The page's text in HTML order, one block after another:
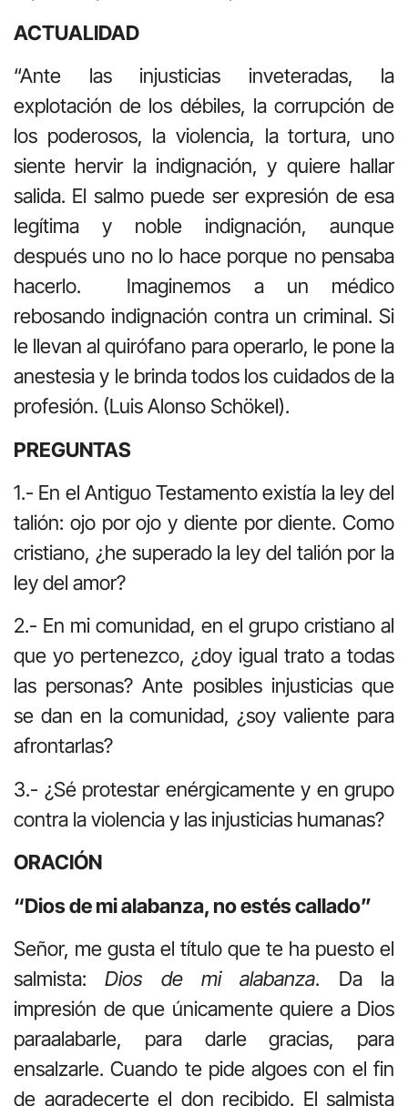
ACTUALIDAD
“Ante las injusticias inveteradas, la
explotación de los débiles, la corrupción de
los poderosos, la violencia, la tortura, uno
siente hervir la indignación, y quiere hallar
salida. El salmo puede ser expresión de esa
legítima y noble indignación, aunque
después uno no lo hace porque no pensaba
hacerlo. Imaginemos a un médico
rebosando indignación contra un criminal. Si
le llevan al quirófano para operarlo, le pone la
anestesia y le brinda todos los cuidados de la
profesión. (Luis Alonso Schökel).
PREGUNTAS
1.- En el Antiguo Testamento existía la ley del
talión: ojo por ojo y diente por diente. Como
cristiano, ¿he superado la ley del talión por la
ley del amor?
2.- En mi comunidad, en el grupo cristiano al
que yo pertenezco, ¿doy igual trato a todas
las personas? Ante posibles injusticias que
se dan en la comunidad, ¿soy valiente para
afrontarlas?
3.- ¿Sé protestar enérgicamente y en grupo
contra la violencia y las injusticias humanas?
ORACIÓN
“Dios de mi alabanza, no estés callado”
Señor, me gusta el título que te ha puesto el
salmista:Dios de mi alabanza. Da la
impresión de que únicamente quiere a Dios
paraalabarle, para darle gracias, para
ensalzarle. Cuando te pide algoes con el fin
de agradecerte el don recibido. El salmista